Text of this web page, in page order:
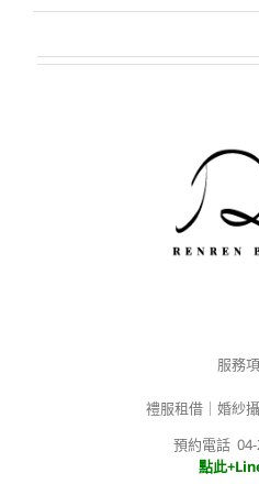
服務
禮服租借｜婚紗
預約電話
點此